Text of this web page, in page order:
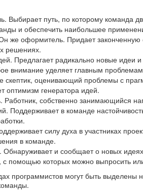
Выбирает путь, по которому команда
и обеспечить наибольшее
же оформитель. Придает
решениях.
Предлагает радикально новые идеи
внимание уделяет главным
скептик, оценивающий проблемы с
оптимизм генератора идей.
Работник, собственно занимающийся
Поддерживает в команде
силу духа в участниках
в команде.
Обнаруживает и сообщает о новых
с помощью которых можно выпросить
программистов могут быть выделены